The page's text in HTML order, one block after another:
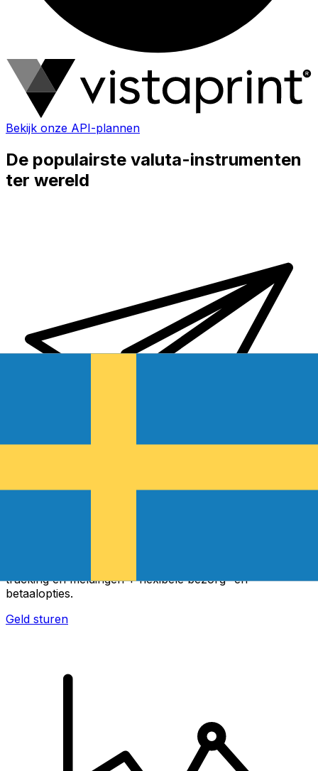
Bekijk onze API-plannen
De populairste valuta-instrumenten
ter wereld
tracking en meldingen + flexibele bezorg- en
betaalopties.
Geld sturen